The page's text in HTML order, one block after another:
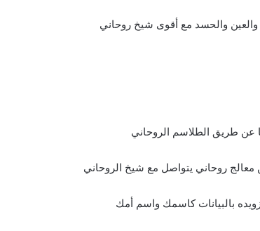
والحسد مع أقوى شيخ روحاني
عن طريق الطلاسم الروحاني
روحاني يتواصل مع شيخ الروحاني
بالبيانات كاسمك واسم أمك